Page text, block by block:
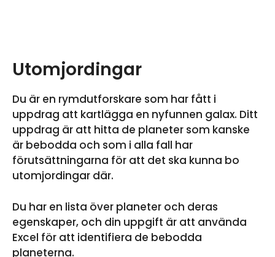
Utomjordingar
Du är en rymdutforskare som har fått i
uppdrag att kartlägga en nyfunnen galax. Ditt
uppdrag är att hitta de planeter som kanske
är bebodda och som i alla fall har
förutsättningarna för att det ska kunna bo
utomjordingar där.
Du har en lista över planeter och deras
egenskaper, och din uppgift är att använda
Excel för att identifiera de bebodda
planeterna.